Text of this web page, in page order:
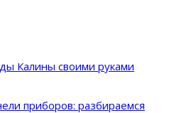
Калины своими руками
приборов: разбираемся